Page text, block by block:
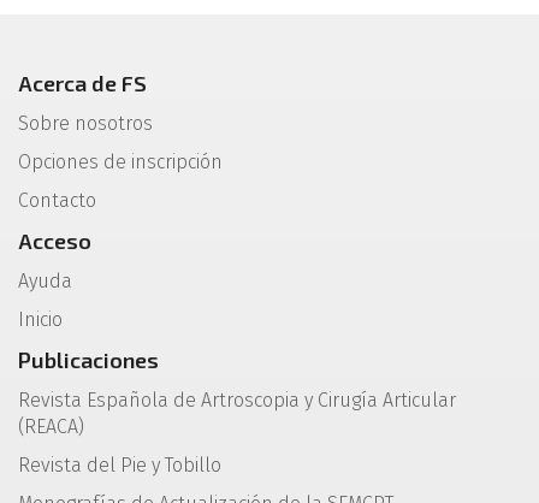
Acerca de FS
Sobre nosotros
Opciones de inscripción
Contacto
Acceso
Ayuda
Inicio
Publicaciones
Revista Española de Artroscopia y Cirugía Articular
(REACA)
Revista del Pie y Tobillo